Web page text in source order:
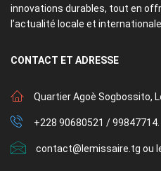
innovations durables, tout en
l’actualité locale et
CONTACT ET ADRESSE
Quartier Agoè Sogbossito,
+228 90680521 / 99847714.
contact@lemissaire.tg ou